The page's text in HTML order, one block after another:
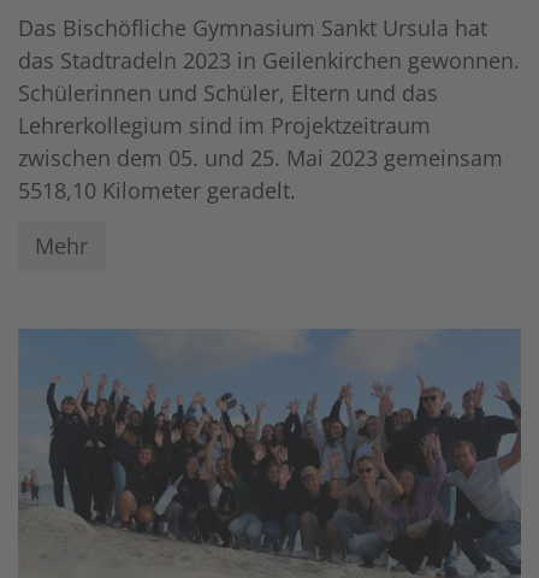
Das Bischöfliche Gymnasium Sankt Ursula hat
das Stadtradeln 2023 in Geilenkirchen gewonnen.
Schülerinnen und Schüler, Eltern und das
Lehrerkollegium sind im Projektzeitraum
zwischen dem 05. und 25. Mai 2023 gemeinsam
5518,10 Kilometer geradelt.
Mehr